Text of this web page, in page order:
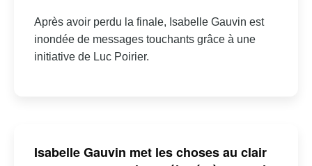
Après avoir perdu la finale, Isabelle Gauvin est
inondée de messages touchants grâce à une
initiative de Luc Poirier.
Isabelle Gauvin met les choses au clair